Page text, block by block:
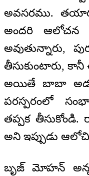
అవసరము.
అందరి ఆలోచన
అవుతున్నారు,
తీసుకుంటారు,
అయితే బాబా
పరస్పరంలో
తప్పక
అని ఇప్పుడు
బృజ్ మోహన్